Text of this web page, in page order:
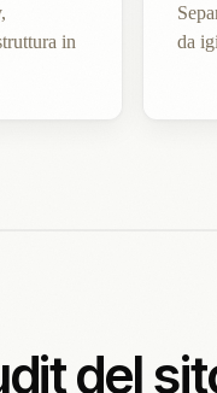
in
da
del